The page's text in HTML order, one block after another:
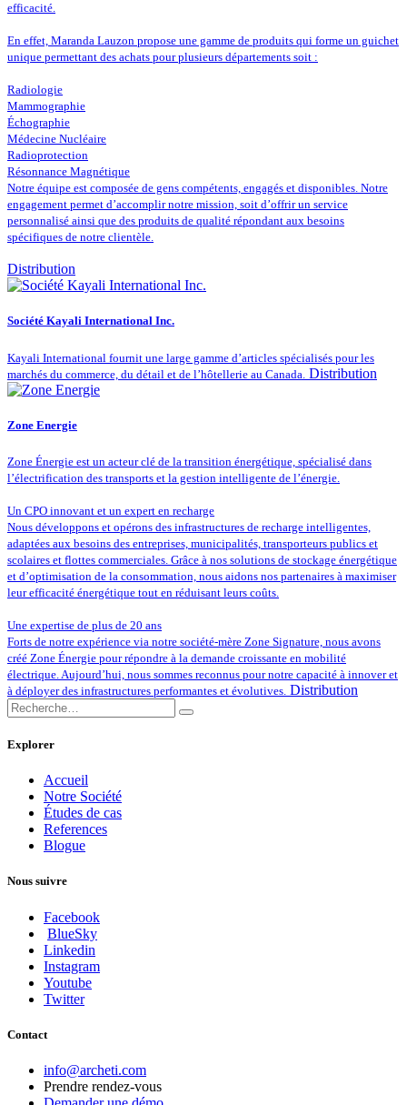
efficacité.
En effet, Maranda Lauzon propose une gamme de produits qui forme un guichet
unique permettant des achats pour plusieurs départements soit :
Radiologie
Mammographie
Échographie
Médecine Nucléaire
Radioprotection
Résonnance Magnétique
Notre équipe est composée de gens compétents, engagés et disponibles. Notre
engagement permet d’accomplir notre mission, soit d’offrir un service
personnalisé ainsi que des produits de qualité répondant aux besoins
spécifiques de notre clientèle.
Distribution
Société Kayali International Inc.
Kayali International fournit une large gamme d’articles spécialisés pour les
marchés du commerce, du détail et de l’hôtellerie au Canada. Distribution
Zone Energie
Zone Énergie est un acteur clé de la transition énergétique, spécialisé dans
l’électrification des transports et la gestion intelligente de l’énergie.
Un CPO innovant et un expert en recharge
Nous développons et opérons des infrastructures de recharge intelligentes,
adaptées aux besoins des entreprises, municipalités, transporteurs publics et
scolaires et flottes commerciales. Grâce à nos solutions de stockage énergétique
et d’optimisation de la consommation, nous aidons nos partenaires à maximiser
leur efficacité énergétique tout en réduisant leurs coûts.
Une expertise de plus de 20 ans
Forts de notre expérience via notre société-mère Zone Signature, nous avons
créé Zone Énergie pour répondre à la demande croissante en mobilité
électrique. Aujourd’hui, nous sommes reconnus pour notre capacité à innover et
à déployer des infrastructures performantes et évolutives. Distribution
Explorer
Accueil
Notre Société
Études de cas
References
Blogue
Nous suivre
Facebook
BlueSky
Linkedin
Instagram
Youtube
Twitter
Contact
info@archeti.com
Prendre rendez-vous